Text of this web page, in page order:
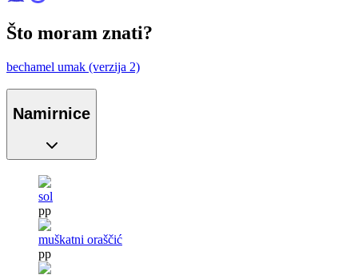
Što moram znati?
bechamel umak (verzija 2)
Namirnice
sol
pp
muškatni oraščić
pp